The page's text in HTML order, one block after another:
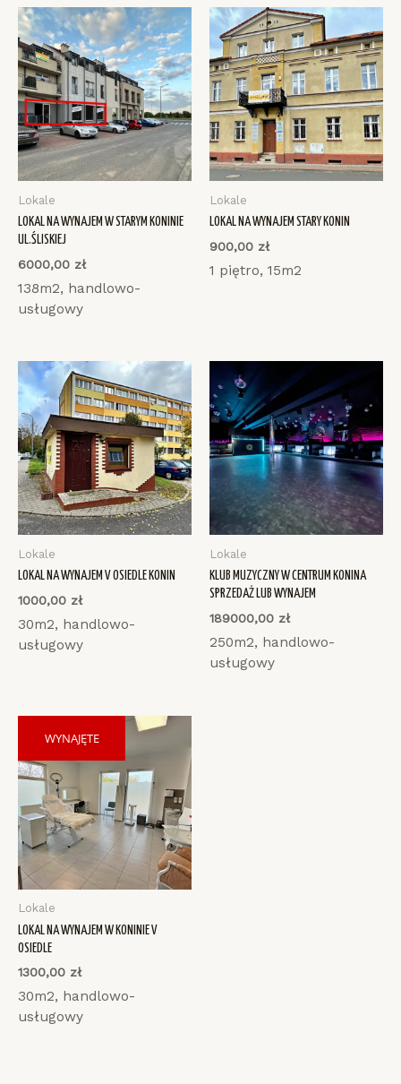
Lokale
LOKAL NA WYNAJEM W STARYM KONINIE
UL.ŚLISKIEJ
6000,00 zł
138m2, handlowo-
usługowy
Lokale
LOKAL NA WYNAJEM STARY KONIN
900,00 zł
1 piętro, 15m2
Lokale
LOKAL NA WYNAJEM V OSIEDLE KONIN
1000,00 zł
30m2, handlowo-
usługowy
Lokale
KLUB MUZYCZNY W CENTRUM KONINA
SPRZEDAŻ LUB WYNAJEM
189000,00 zł
250m2, handlowo-
usługowy
WYNAJĘTE
Lokale
LOKAL NA WYNAJEM W KONINIE V
OSIEDLE
1300,00 zł
30m2, handlowo-
usługowy